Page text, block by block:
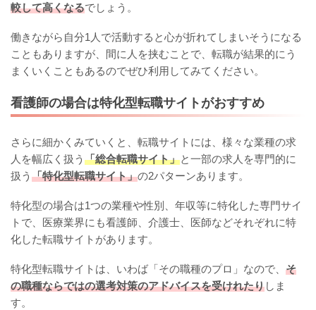
較して高くなるでしょう。
働きながら自分1人で活動すると心が折れてしまいそうになる
こともありますが、間に人を挟むことで、転職が結果的にう
まくいくこともあるのでぜひ利用してみてください。
看護師の場合は特化型転職サイトがおすすめ
さらに細かくみていくと、転職サイトには、様々な業種の求
人を幅広く扱う 「総合転職サイト」と一部の求人を専門的に
扱う 「特化型転職サイト」の2パターンあります。
特化型の場合は1つの業種や性別、年収等に特化した専門サイ
トで、医療業界にも看護師、介護士、医師などそれぞれに特
化した転職サイトがあります。
特化型転職サイトは、いわば「その職種のプロ」なので、 そ
の職種ならではの選考対策のアドバイスを受けれたりしま
す。